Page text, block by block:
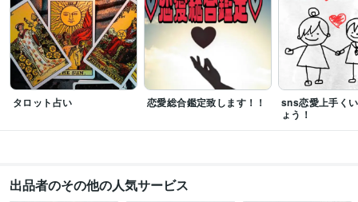
タロット占い 恋愛総合鑑定致します！！
sns恋愛上手く
ょう！
出品者のその他の人気サービス